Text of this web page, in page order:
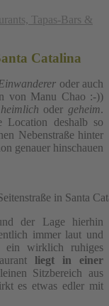
Tapas-Bars &
Catalina
oder auch
von Manu Chao :-))
heimlich oder geheim.
Location deshalb so
Nebenstraße hinter
genauer hinschauen
in Santa
der Lage hierhin
immer laut und
ein wirklich ruhiges
liegt in einer
Sitzbereich aus
es etwas edler mit